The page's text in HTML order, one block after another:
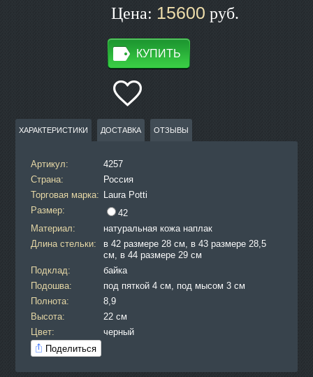
Цена: 15600 руб.
КУПИТЬ
ХАРАКТЕРИСТИКИ ДОСТАВКА ОТЗЫВЫ
Артикул:
4257
Страна:
Россия
Торговая марка: Laura Potti
Размер:
42
Материал:
натуральная кожа наплак
Длина стельки:
в 42 размере 28 см, в 43 размере 28,5
см, в 44 размере 29 см
Подклад:
байка
Подошва:
под пяткой 4 см, под мысом 3 см
Полнота:
8,9
Высота:
22 см
Цвет:
черный
Поделиться